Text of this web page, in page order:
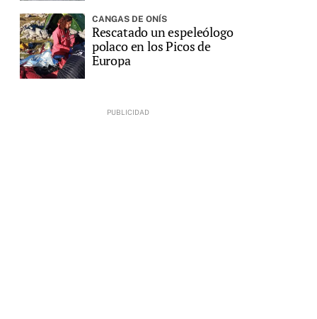
CANGAS DE ONÍS
Rescatado un espeleólogo
polaco en los Picos de
Europa